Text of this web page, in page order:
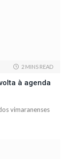
2 MINS READ
à agenda
vimaranenses